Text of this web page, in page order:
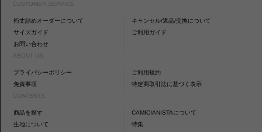
CUSTOMER SERVICE
裄丈詰めオーダーについて
キャンセル/返品/交換について
サイズガイド
ご利用ガイド
お問い合わせ
ABOUT US
プライバシーポリシー
ご利用規約
免責事項
特定商取引法に基づく表示
CONTENTS
商品を探す
CAMICIANISTAについて
生地について
特集